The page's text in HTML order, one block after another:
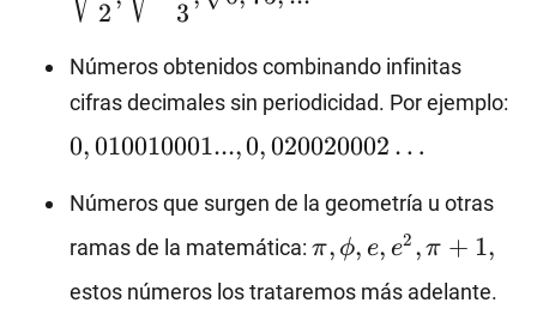
{3}},
\sqrt{0,75},...
2 3
Números obtenidos combinando infinitas
cifras decimales sin periodicidad. Por ejemplo:
0,010010001...,0,020020002 …
Números que surgen de la geometría u otras
ramas de la matemática: \pi,
\phi,
e, e^2,
π, ϕ, e, e2 , π + 1,
estos números los trataremos más adelante.